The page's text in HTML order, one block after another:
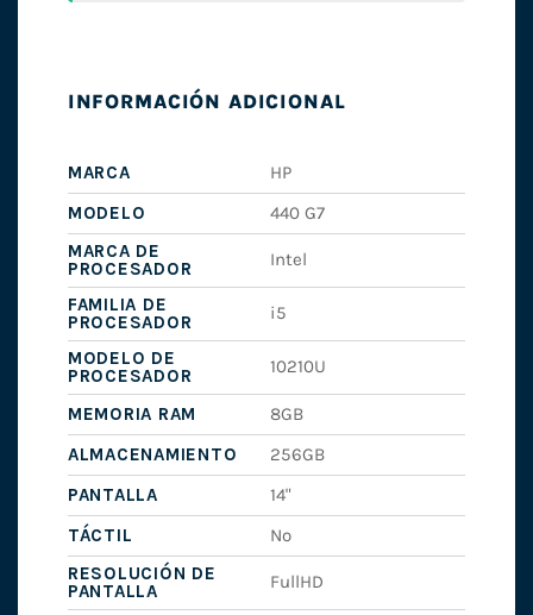
INFORMACIÓN ADICIONAL
MARCA
HP
MODELO
440 G7
MARCA DE
PROCESADOR
Intel
FAMILIA DE
PROCESADOR
i5
MODELO DE
PROCESADOR
10210U
MEMORIA RAM
8GB
ALMACENAMIENTO
256GB
PANTALLA
14"
TÁCTIL
No
RESOLUCIÓN DE
PANTALLA
FullHD